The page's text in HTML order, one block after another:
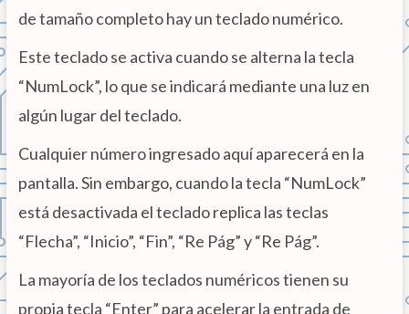
de tamaño completo hay un teclado numérico.
Este teclado se activa cuando se alterna la tecla
“NumLock”, lo que se indicará mediante una luz en
algún lugar del teclado.
Cualquier número ingresado aquí aparecerá en la
pantalla. Sin embargo, cuando la tecla “NumLock”
está desactivada el teclado replica las teclas
“Flecha”, “Inicio”, “Fin”, “Re Pág” y “Re Pág”.
La mayoría de los teclados numéricos tienen su
propia tecla “Enter” para acelerar la entrada de